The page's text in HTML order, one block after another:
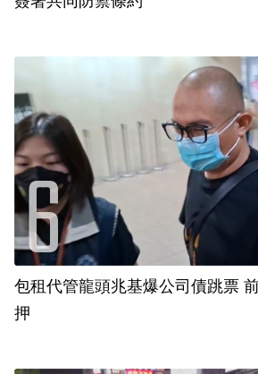
包租代管龍頭兆基爆公司債跳票
押